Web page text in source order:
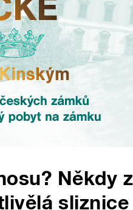
Někdy
sliznice